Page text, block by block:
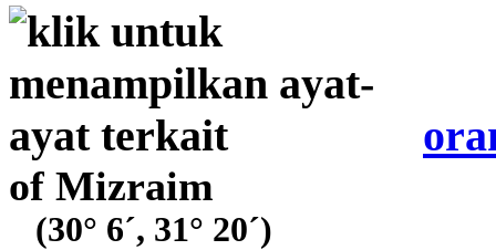
of Mizraim
(30° 6´, 31° 20´)